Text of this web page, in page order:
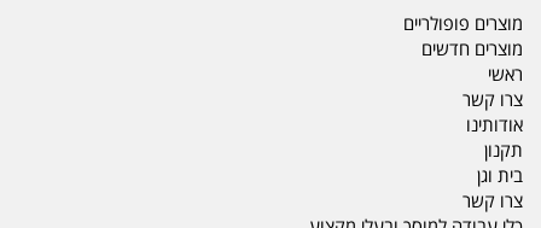
מוצרים פופולריים
מוצרים חדשים
ראשי
צרו קשר
אודותינו
תקנון
בית וגן
צרו קשר